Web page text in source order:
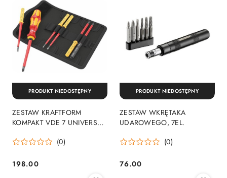
ZESTAW KRAFTFORM
KOMPAKT VDE 7 UNIVERSAL
(0)
Cena:
198.00
PRODUKT NIEDOSTĘPNY
ZESTAW WKRĘTAKA
UDAROWEGO, 7EL.
(0)
Cena:
76.00
PRODUKT NIEDOSTĘPNY